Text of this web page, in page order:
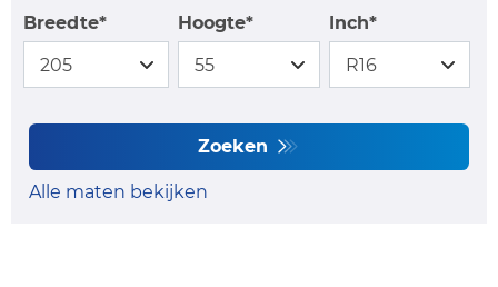
Breedte* Hoogte* Inch*
Zoeken
Alle maten bekijken